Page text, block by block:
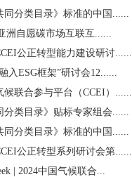
同分类目录》标准的中国......
洲自愿碳市场互联互......
公正转型能力建设研讨......
入ESG框架”研讨会12......
候联合参与平台（CCEI）......
分类目录》贴标专家组会......
同分类目录》标准的中国......
公正转型系列研讨会第......
| 2024中国气候联合...